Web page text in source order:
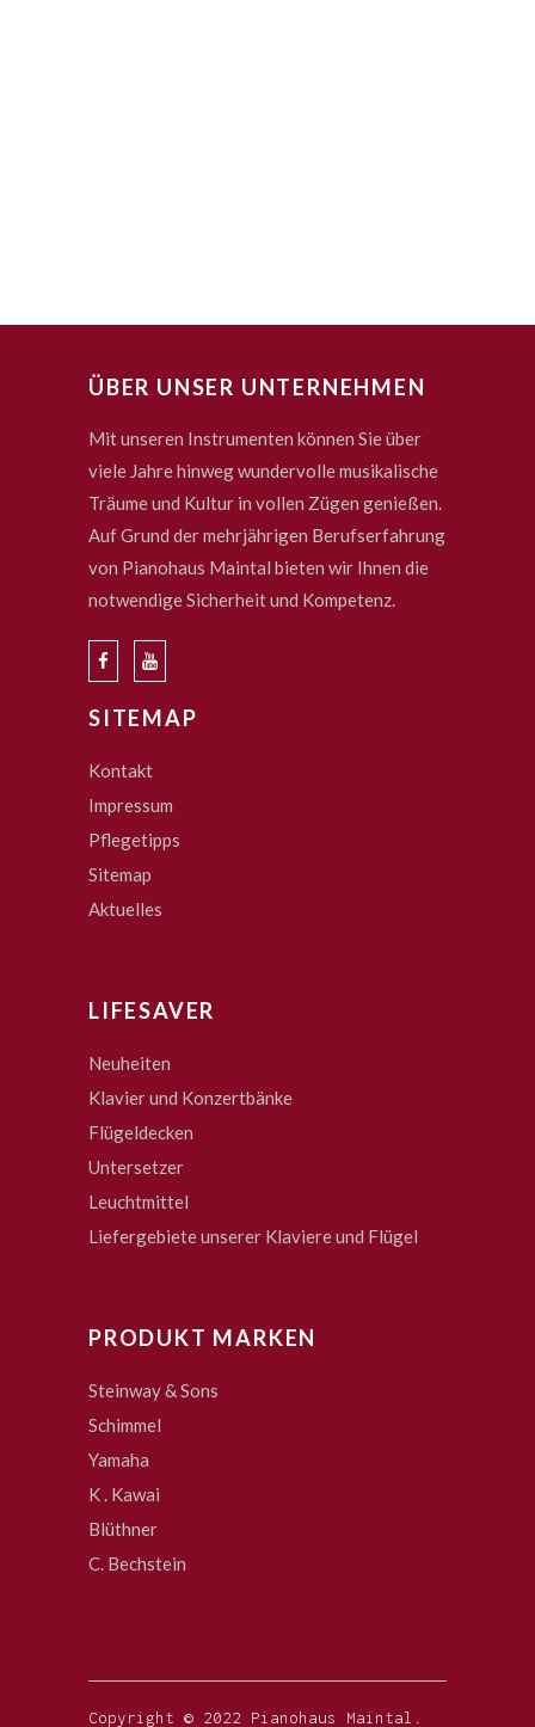
ÜBER UNSER UNTERNEHMEN
Mit unseren Instrumenten können Sie über
viele Jahre hinweg wundervolle musikalische
Träume und Kultur in vollen Zügen genießen.
Auf Grund der mehrjährigen Berufserfahrung
von Pianohaus Maintal bieten wir Ihnen die
notwendige Sicherheit und Kompetenz.
SITEMAP
Kontakt
Impressum
Pflegetipps
Sitemap
Aktuelles
LIFESAVER
Neuheiten
Klavier und Konzertbänke
Flügeldecken
Untersetzer
Leuchtmittel
Liefergebiete unserer Klaviere und Flügel
PRODUKT MARKEN
Steinway & Sons
Schimmel
Yamaha
K . Kawai
Blüthner
C. Bechstein
Copyright © 2022 Pianohaus Maintal.